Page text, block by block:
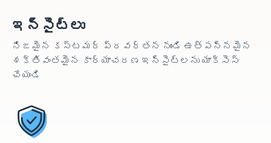
ఇన్‌సైట్‌లు
నిజమైన కస్టమర్ ప్రవర్తన నుండి ఉత్పన్నమైన
శక్తివంతమైన కార్యాచరణ ఇన్‌సైట్‌లను యాక్సెస్
చేయండి